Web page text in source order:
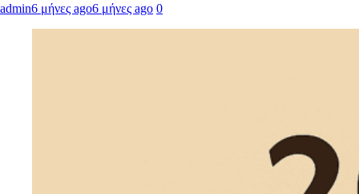
admin6 μήνες ago6 μήνες ago 0